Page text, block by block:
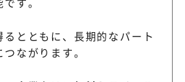
とともに、長期的なパート
ながります。